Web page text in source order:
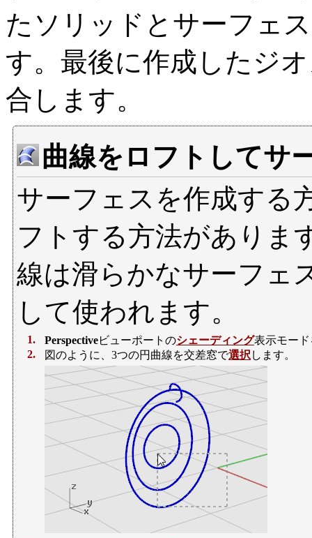
たソリッドとサーフェ
す。最後に作成したジ
合します。
曲線をロフトしてサ
サーフェスを作成する
フトする方法がありま
線は滑らかなサーフェ
して使われます。
1. Perspectiveビューポートのシェーディング表示モー
2.
図のように、3つの円曲線を交差窓で選択 します。